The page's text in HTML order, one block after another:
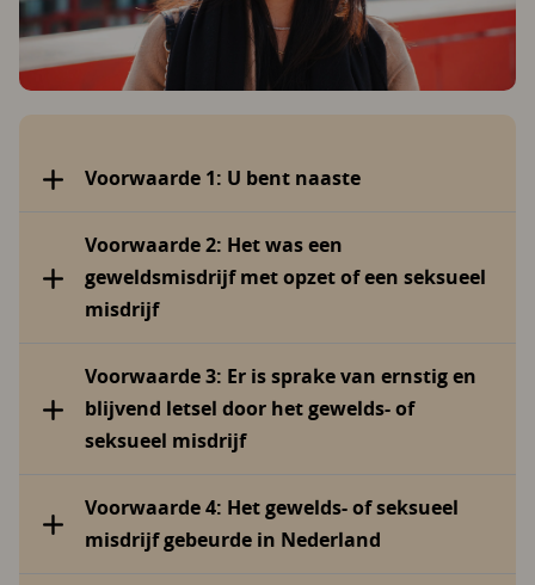
Voorwaarde 1: U bent naaste
Voorwaarde 2: Het was een
geweldsmisdrijf met opzet of een seksueel
misdrijf
Voorwaarde 3: Er is sprake van ernstig en
blijvend letsel door het gewelds- of
seksueel misdrijf
Voorwaarde 4: Het gewelds- of seksueel
misdrijf gebeurde in Nederland